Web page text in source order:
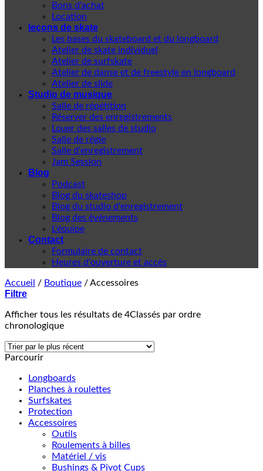
Bons d'achat
Location
leçons de skate
Les bases du skateboard et du longboard
Atelier de skate individuel
Atelier de surfskate
Atelier de danse et de freestyle en longboard
Atelier de slide
Studio de musique
Salle de répétition
Réserver des enregistrements
Louer des salles de studio
Salle de régie
Salle d'enregistrement
Jam Session
Blog
Podcast
Blog du skateshop
Blog du studio d'enregistrement
Blog des événements
L'équipe
Contact
Formulaire de contact
Heures d'ouverture et accès
Accueil / Boutique /Accessoires
Filtre
Afficher tous les résultats de 4Classés par ordre
chronologique
Parcourir
Longboards
Planches à roulettes
Surfskates
Protection
Accessoires
Outils
Roulements à billes
Matériel / vis
Bushings & Pivot Cups